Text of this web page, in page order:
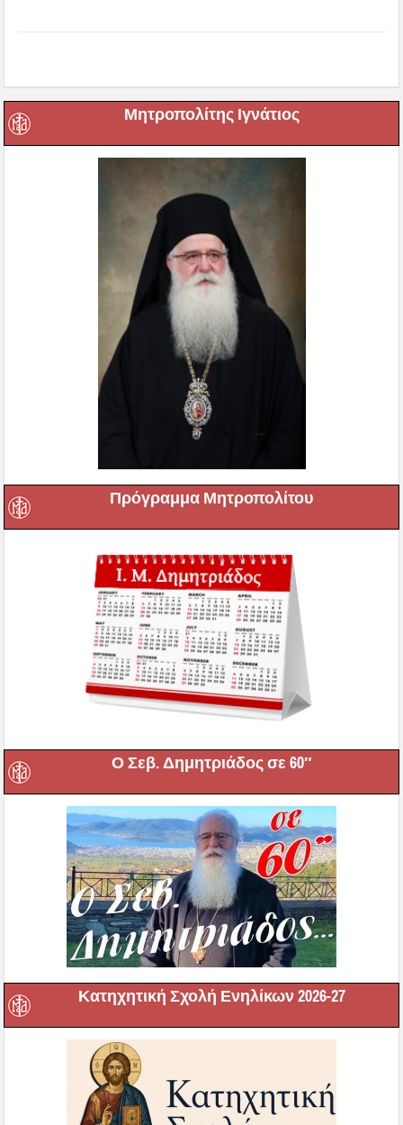
Μητροπολίτης Ιγνάτιος
Πρόγραμμα Μητροπολίτου
Ο Σεβ. Δημητριάδος σε 60″
Κατηχητική Σχολή Ενηλίκων 2026-27